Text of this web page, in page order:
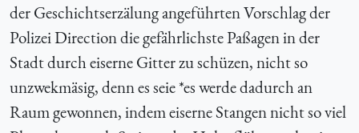
der Geschichtserzälung angeführten Vorschlag der
Polizei Direction die gefährlichste Paßagen in der
Stadt durch eiserne Gitter zu schüzen, nicht so
unzwekmäsig, dennes seie*es werde dadurch an
Raum gewonnen, indem eiserne Stangen nicht so viel